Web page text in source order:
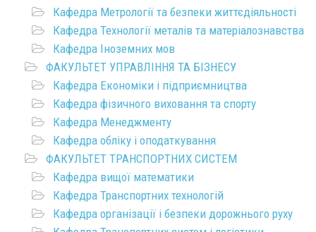
Кафедра Метрології та безпеки життєдіяльності
Кафедра Технології металів та матеріалознавства
Кафедра Іноземних мов
ФАКУЛЬТЕТ УПРАВЛІННЯ ТА БІЗНЕСУ
Кафедра Економіки і підприємництва
Кафедра фізичного виховання та спорту
Кафедра Менеджменту
Кафедра обліку і оподаткування
ФАКУЛЬТЕТ ТРАНСПОРТНИХ СИСТЕМ
Кафедра вищої математики
Кафедра Транспортних технологій
Кафедра організації і безпеки дорожнього руху